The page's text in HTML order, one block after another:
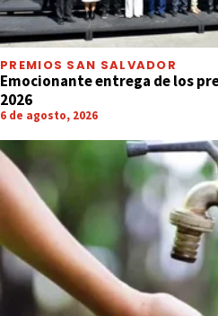
PREMIOS SAN SALVADOR
Emocionante entrega de los
2026
6 de agosto, 2026